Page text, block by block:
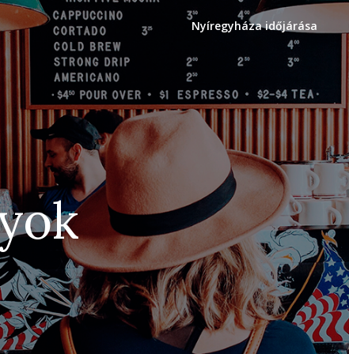
Nyíregyháza időjárása